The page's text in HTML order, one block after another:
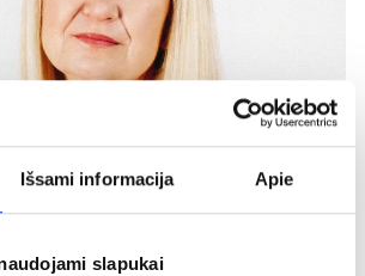
Išsami informacija Apie
slapukai